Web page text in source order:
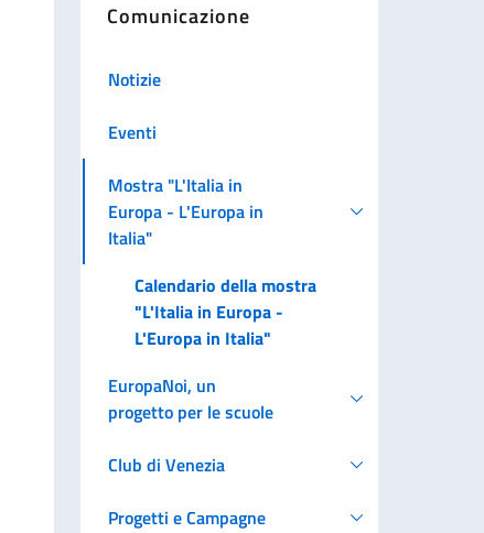
Comunicazione
Notizie
Eventi
Mostra "L'Italia in
Europa - L'Europa in
Italia"
Calendario della mostra
"L'Italia in Europa -
L'Europa in Italia"
EuropaNoi, un
progetto per le scuole
Club di Venezia
Progetti e Campagne